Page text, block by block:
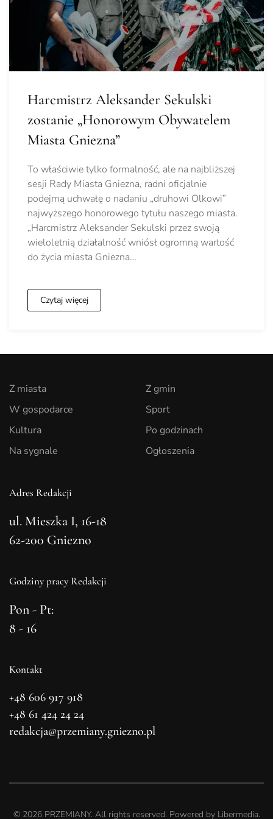
Harcmistrz Aleksander Sekulski
zostanie „Honorowym Obywatelem
Miasta Gniezna”
To właściwie tylko formalność, ale na najbliższej
sesji Rady Miasta Gniezna, radni oficjalnie
podejmą uchwałę o nadaniu „druhowi Olkowi”
najwyższego honorowego tytułu naszego miasta.
„Harcmistrz Aleksander Sekulski przez swoją
wieloletnią działalność wniósł ogromną wartość
do życia miasta Gniezna…
Czytaj więcej
Z miasta
W gospodarce
Kultura
Na sygnale
Z gmin
Sport
Po godzinach
Ogłoszenia
Adres Redakcji
ul. Mieszka I, 16-18
62-200 Gniezno
Godziny pracy Redakcji
Pon - Pt:
8 - 16
Kontakt
+48 606 917 918
+48 61 424 24 24
redakcja@przemiany.gniezno.pl
© 2026PRZEMIANY. All rights reserved. Powered by Libermedia.